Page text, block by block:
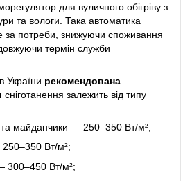
для вуличного обігріву з
та вологи. Така автоматика
за потреби, знижуючи споживання
термін служби
України рекомендована
сніготанення залежить від типу
та майданчики — 250–350 Вт/м²;
250–350 Вт/м²;
300–450 Вт/м²;